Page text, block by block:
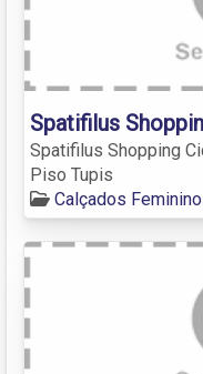
Spatifilus
Spatifilus Shopping
Piso Tupis
Calçados